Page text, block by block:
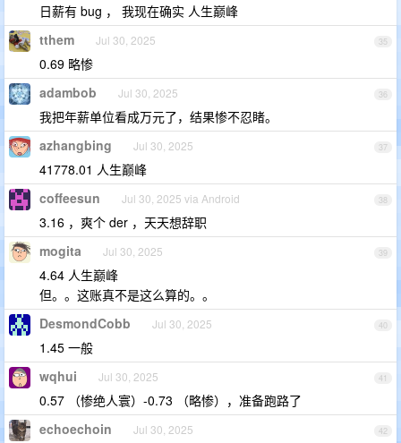
日薪有 bug ， 我现在确实 人生巅峰
35
tthem Jul 30, 2025
0.69 略惨
36
adambob Jul 30, 2025
我把年薪单位看成万元了，结果惨不忍睹。
37
azhangbing Jul 30, 2025
41778.01 人生巅峰
38
coffeesun Jul 30, 2025 via Android
3.16 ，爽个 der ，天天想辞职
39
mogita Jul 30, 2025
4.64 人生巅峰
但。。这账真不是这么算的。。
40
DesmondCobb Jul 30, 2025
1.45 一般
41
wqhui Jul 30, 2025
0.57 （惨绝人寰）-0.73 （略惨），准备跑路了
42
echoechoin Jul 30, 2025